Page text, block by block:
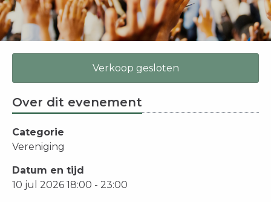
Verkoop gesloten
Over dit evenement
Categorie
Vereniging
Datum en tijd
10 jul 2026 18:00 - 23:00